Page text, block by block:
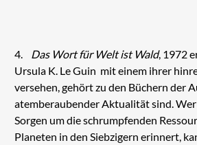
4. Das Wort für Welt ist Wald, 1972
Ursula K. Le Guin mit einem ihrer
versehen, gehört zu den Büchern der
atemberaubender Aktualität sind.
Sorgen um die schrumpfenden
Planeten in den Siebzigern erinnert,